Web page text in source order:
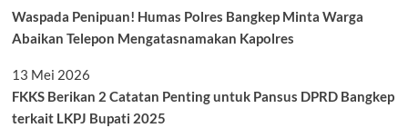
Waspada Penipuan! Humas Polres Bangkep Minta Warga
Abaikan Telepon Mengatasnamakan Kapolres
13 Mei 2026
FKKS Berikan 2 Catatan Penting untuk Pansus DPRD Bangkep
terkait LKPJ Bupati 2025